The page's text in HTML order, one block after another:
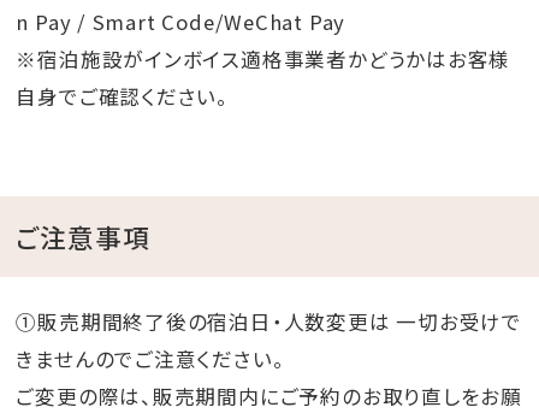
n Pay / Smart Code/WeChat Pay
※宿泊施設がインボイス適格事業者かどうかはお客様
自身でご確認ください。
ご注意事項
①販売期間終了後の宿泊日・人数変更は 一切お受けで
きませんのでご注意ください。
ご変更の際は、販売期間内にご予約のお取り直しをお願